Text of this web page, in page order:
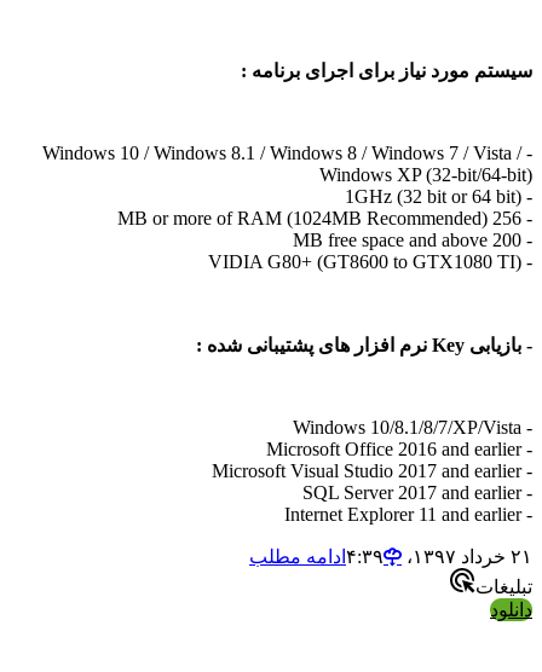
سیستم مورد نیاز برای اجرای برنامه :
- Windows 10 / Windows 8.1 / Windows 8 / Windows 7 / Vista /
Windows XP (32-bit/64-bit)
- 1GHz (32 bit or 64 bit)
- 256 MB or more of RAM (1024MB Recommended)
- 200 MB free space and above
- VIDIA G80+ (GT8600 to GTX1080 TI)
- بازیابی Key نرم افزار های پشتیبانی شده :
- Windows 10/8.1/8/7/XP/Vista
- Microsoft Office 2016 and earlier
- Microsoft Visual Studio 2017 and earlier
- SQL Server 2017 and earlier
- Internet Explorer 11 and earlier
۲۱ خرداد ۱۳۹۷،‏ ۴:۳۹
ادامه مطلب
تبلیغات
دانلود